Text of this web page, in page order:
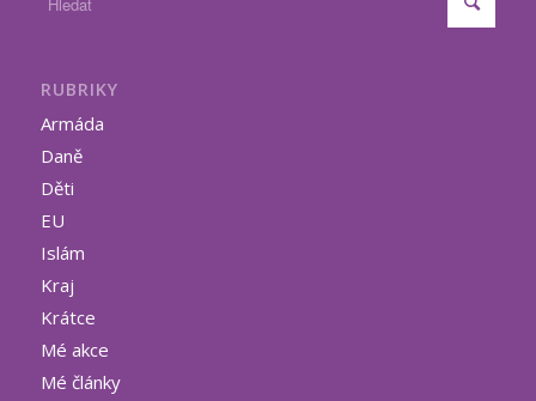
RUBRIKY
Armáda
Daně
Děti
EU
Islám
Kraj
Krátce
Mé akce
Mé články